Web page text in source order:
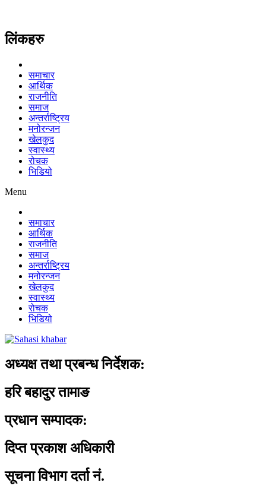
लिंकहरु
समाचार
आर्थिक
राजनीति
समाज
अन्तर्राष्ट्रिय
मनोरन्जन
खेलकुद
स्वास्थ्य
रोचक
भिडियो
Menu
समाचार
आर्थिक
राजनीति
समाज
अन्तर्राष्ट्रिय
मनोरन्जन
खेलकुद
स्वास्थ्य
रोचक
भिडियो
अध्यक्ष तथा प्रबन्ध निर्देशक:
हरि बहादुर तामाङ
प्रधान सम्पादक:
दिप्त प्रकाश अधिकारी
सूचना विभाग दर्ता नं.